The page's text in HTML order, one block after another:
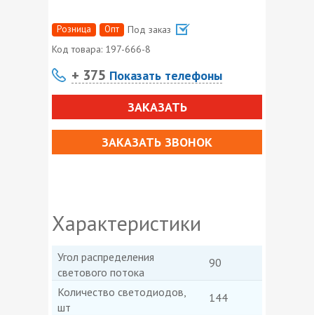
Розница Опт
Под заказ
Код товара: 197-666-8
+ 375 Показать телефоны
ЗАКАЗАТЬ
ЗАКАЗАТЬ ЗВОНОК
Характеристики
Угол распределения
светового потока
90
Количество светодиодов,
шт
144